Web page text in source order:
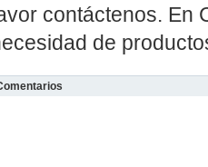
contáctenos. En
de